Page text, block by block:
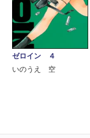
ゼロイン ４
いのうえ 空